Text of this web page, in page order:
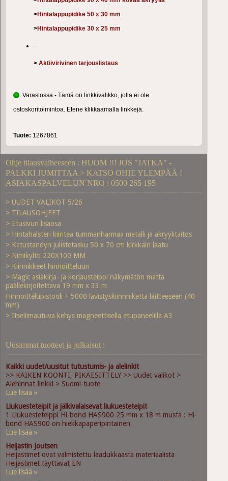
>Hintalappupidike 50 x 30 mm
>Hintalappupidike 30 x 25 mm
-
> Aktiivirivinen tarjouslistaus
Varastossa - Tämä on linkkivalikko, jolla ei ole
ostoskoritoimintoa. Etene klikkaamalla linkkejä.
Tuote: 1267861
Ohje tilausvaiheeseen : HUOM !!! JOS "JATKA" -
PALKKI JUMITTAA > KATSO OHJE YLEMPÄÄ !
ASIAKASPALVELUN NRO : 0500 265 195
> UUDET VALIKOT 5/26
> TILAUSOHJEET
> Etusivun lisäosa
> Hintahalsteri kiinteä tummanharmaa metalli ja akryylitaitos
> Katustandyn julistetasku 50 x 70 cm kirkkain laatu
> Nimikyltti 220X100 MM
> Kiinnikkeet hinnoitteluun
> Magic asiakirja- ja korjausteippi näkymätön matta
päällekirjoitettava 19 mm x 33 m
Hinnoittelupistooli + 5000 lävistyskiinnnikettä laitteeseen (40
mm)
> Itseliimautuva kehys magneettisella etupaneelilla A3
Uusimmat tuotteet ja julkaisut :
Kaikki uudet/uusitut tutustumis- ja alelinkit
>> KAIKEN KOONTI, PIKAESITTELY >> Uudet valikot >
Alehinnat-linkki > Suomi-tuote
Lue lisää »
Liukuesteteipit ja jälkivalaisevat liukuesteteipit
1 Liukuesteteippi Hi-bond HAS900 25 mm x 18 m musta : Hi-
bond HAS900 on hiekkapaperipintainen
Lue lisää »
Heijastin Joutsen
Heijastimet ovat valmistettu laadukkaasta materiaalista
Heijastimet täyttävät EN
Lue lisää »